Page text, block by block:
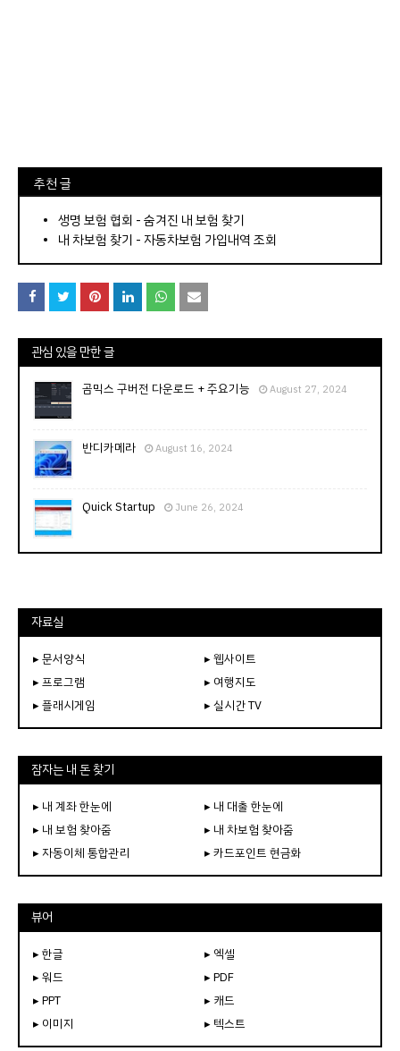
⠀추천 글
⠀­­­­­­­­؜؜؜؜­­­­­­­­؜؜؜؜• 생명 보험 협회 - 숨겨진 내 보험 찾기
내 차보험 찾기 - 자동차보험 가입내역 조회
관심 있을 만한 글
곰믹스 구버전 다운로드 + 주요기능 August 27, 2024
반디카메라 August 16, 2024
Quick Startup June 26, 2024
자료실
▸ 문서양식
▸ 웹사이트
▸ 프로그램
▸ 여행지도
▸ 플래시게임
▸ 실시간 TV
잠자는 내 돈 찾기
▸ 내 계좌 한눈에
▸ 내 대출 한눈에
▸ 내 보험 찾아줌
▸ 내 차보험 찾아줌
▸ 자동이체 통합관리
▸ 카드포인트 현금화
뷰어
▸ 한글
▸ 엑셀
▸ 워드
▸ PDF
▸ PPT
▸ 캐드
▸ 이미지
▸ 텍스트